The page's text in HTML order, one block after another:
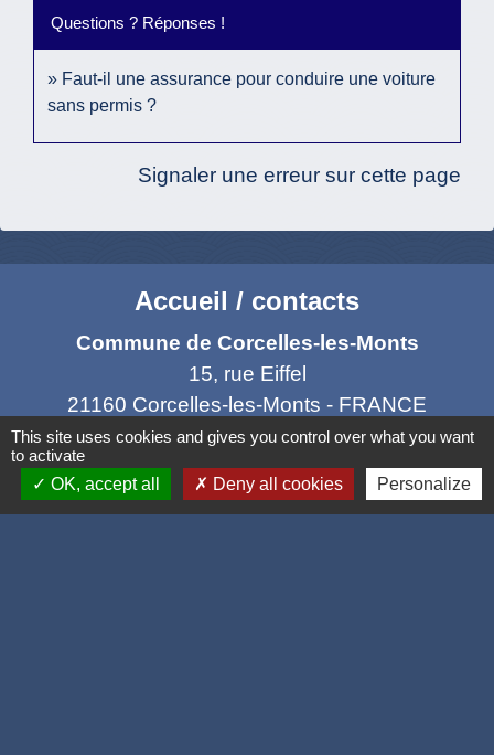
Questions ? Réponses !
Faut-il une assurance pour conduire une voiture
sans permis ?
Signaler une erreur sur cette page
Accueil / contacts
Commune de Corcelles-les-Monts
15, rue Eiffel
21160 Corcelles-les-Monts - FRANCE
+33 3 80 42 93 40
Contact par formulaire
This site uses cookies and gives you control over what you want
to activate
OK, accept all
Deny all cookies Personalize